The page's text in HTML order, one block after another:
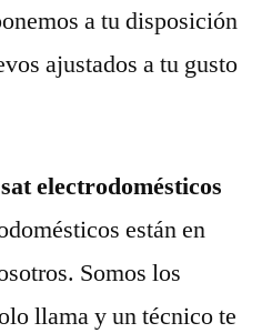
a tu disposición
ajustados a tu gusto
sat electrodomésticos
están en
Somos los
llama y un técnico te